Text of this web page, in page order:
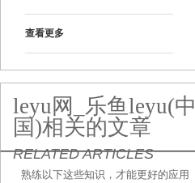
查看更多
leyu网_乐鱼leyu(中
国)相关的文章
RELATED ARTICLES
熟练以下这些知识，才能更好的应用